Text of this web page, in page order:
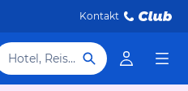
Kontakt
Hotel, Reiseziel